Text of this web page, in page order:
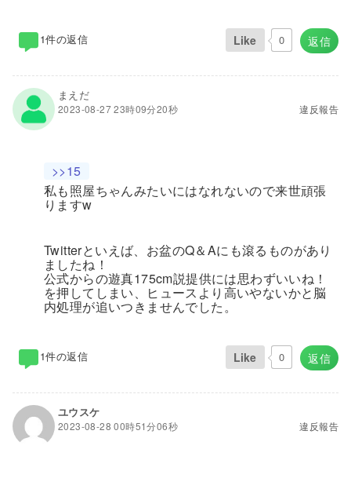
返信
Like 0
1件の返信
まえだ
2023-08-27 23時09分20秒 違反報告
>>15
私も照屋ちゃんみたいにはなれないので来世頑張
りますw
Twitterといえば、お盆のQ＆Aにも滾るものがあり
ましたね！
公式からの遊真175cm説提供には思わずいいね！
を押してしまい、ヒュースより高いやないかと脳
内処理が追いつきませんでした。
返信
Like 0
1件の返信
ユウスケ
2023-08-28 00時51分06秒 違反報告